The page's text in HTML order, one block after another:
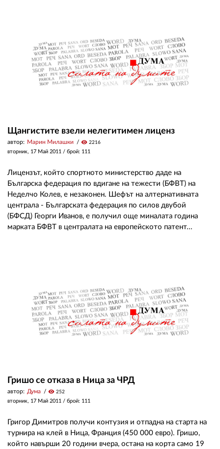
Щангистите взели нелегитимен лиценз
автор: Марин Милашки visibility 2216
вторник, 17 Май 2011 / брой: 111
Лицензът, който спортното министерство даде на
Българска федерация по вдигане на тежести (БФВТ) на
Неделчо Колев, е незаконен. Шефът на алтернативната
централа - Българската федерация по силов двубой
(БФСД) Георги Иванов, е получил още миналата година
марката БФВТ в централата на европейското патент...
Гришо се отказа в Ница за ЧРД
автор: Дума visibility 252
вторник, 17 Май 2011 / брой: 111
Григор Димитров получи контузия и отпадна на старта на
турнира на клей в Ница, Франция (450 000 евро). Гришо,
който навърши 20 години вчера, остана на корта само 19